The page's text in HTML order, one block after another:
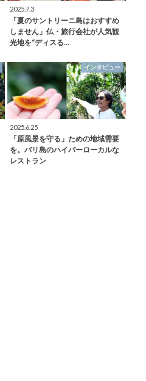
2025.7.3
「夏のサントリーニ島はおすすめ
しません」仏・旅行会社が人気観
光地を“ディスる…
インタビュー
2025.6.25
「原風景を守る」ための地域需要
を。バリ島のハイパーローカルな
レストラン